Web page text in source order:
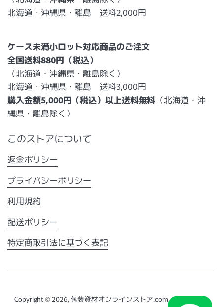
北海道・沖縄県・離島 送料2,000円
ケース未満小ロット対応商品のご注文
全国送料880円（税込）
（北海道・沖縄県・離島除く）
北海道・沖縄県・離島 送料3,000円
購入金額5,000円（税込）以上送料無料 （北海道・沖
縄県・離島除く）
このストアについて
返金ポリシー
プライバシーポリシー
利用規約
配送ポリシー
特定商取引法に基づく表記
Copyright © 2026, 包装資材オンラインストア.com. Powered by